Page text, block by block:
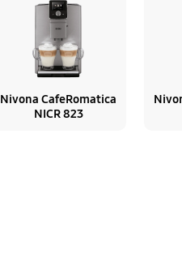
Nivona CafeRomatica
NICR 823